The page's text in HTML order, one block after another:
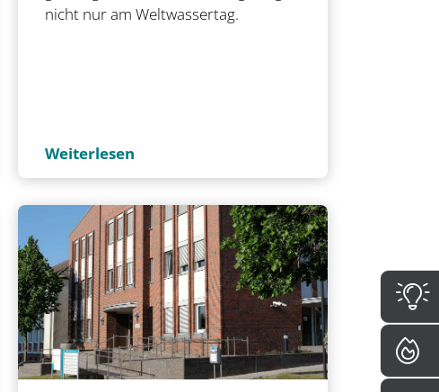
nicht nur am Weltwassertag.
Weiterlesen